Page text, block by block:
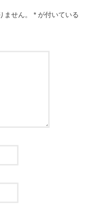
ません。 * が付いている